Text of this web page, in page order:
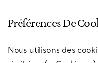
SERVICES
Préférences De
Nous utilisons des